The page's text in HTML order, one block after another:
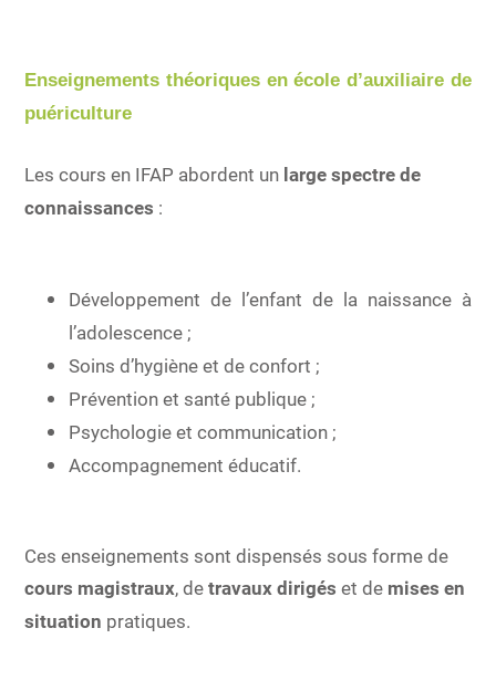
Enseignements théoriques en école d’auxiliaire de
puériculture
Les cours en IFAP abordent un large spectre de
connaissances :
Développement de l’enfant de la naissance à
l’adolescence ;
Soins d’hygiène et de confort ;
Prévention et santé publique ;
Psychologie et communication ;
Accompagnement éducatif.
Ces enseignements sont dispensés sous forme de
cours magistraux, detravaux dirigés et de mises en
situation pratiques.